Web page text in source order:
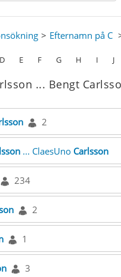
Efternamn på C
D E F G H I J
... Bengt
2
... ClaesUno Carlsson
234
2
1
3